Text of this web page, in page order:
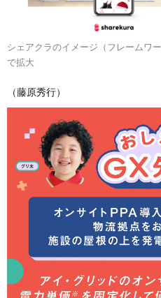
シェアクラのイメージ（フレームワ
で拡大
（藤原秀行）